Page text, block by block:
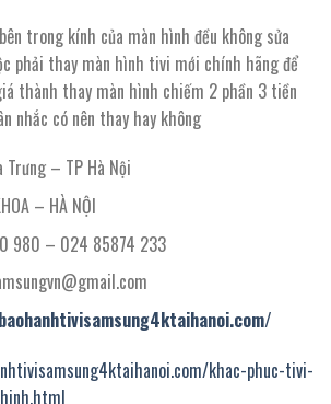
trong kính của màn hình đều không sửa
phải thay màn hình tivi mới chính hãng để
thành thay màn hình chiếm 2 phần 3 tiền
nhắc có nên thay hay không
Trưng – TP Hà Nội
– HÀ NỘI
980 – 024 85874 233
khac-phuc-tivi-